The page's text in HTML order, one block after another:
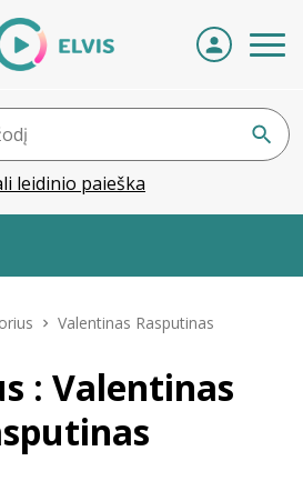
leidinio paieška
Valentinas Rasputinas
: Valentinas